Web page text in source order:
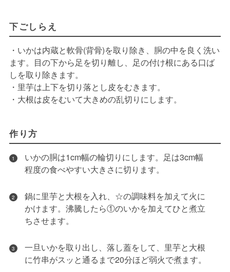
下ごしらえ
・いかは内蔵と軟骨(背骨)を取り除き、胴の中を良く洗い
ます。目の下から足を切り離し、足の付け根にある口ば
しを取り除きます。
・里芋は上下を切り落とし皮をむきます。
・大根は皮をむいて大きめの乱切りにします。
作り方
1
いかの胴は1cm幅の輪切りにします。足は3cm幅
程度の食べやすい大きさに切ります。
2
鍋に里芋と大根を入れ、☆の調味料を加えて火に
かけます。沸騰したら①のいかを加えてひと煮立
ちさせます。
3
一旦いかを取り出し、落し蓋をして、里芋と大根
に竹串がスッと通るまで20分ほど弱火で煮ます。